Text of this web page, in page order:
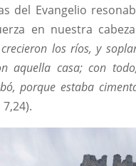
del Evangelio
en nuestra
los ríos, y
aquella casa; con
porque estaba